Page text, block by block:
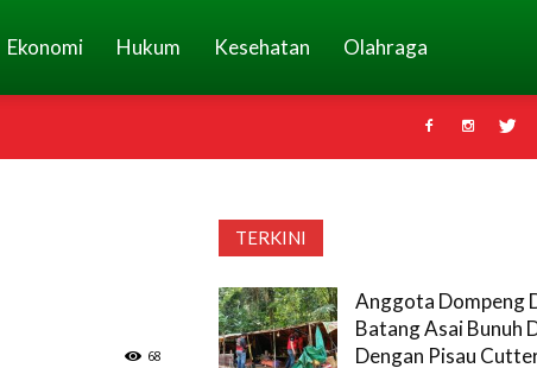
Ekonomi Hukum Kesehatan Olahraga
68
TERKINI
Anggota Dompeng
Batang Asai Bunuh
Dengan Pisau